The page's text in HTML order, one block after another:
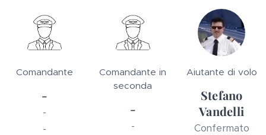
Comandante
-
-
-
Comandante in
seconda
-
-
Aiutante di volo
Stefano
Vandelli
Confermato